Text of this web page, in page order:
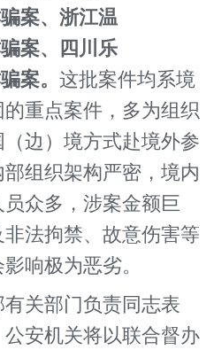
案、浙江温
案、四川乐
案。这批案件均系境
重点案件，多为组织
边）境方式赴境外参
组织架构严密，境内
众多，涉案金额巨
法拘禁、故意伤害等
响极为恶劣。
关部门负责同志表
安机关将以联合督办